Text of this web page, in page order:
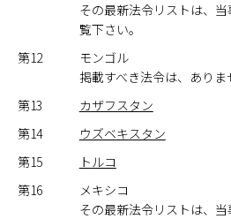
その最新法令リストは、当
覧下さい。
第12
モンゴル
掲載すべき法令は、ありま
第13
カザフスタン
第14
ウズベキスタン
第15
トルコ
第16
メキシコ
その最新法令リストは、当